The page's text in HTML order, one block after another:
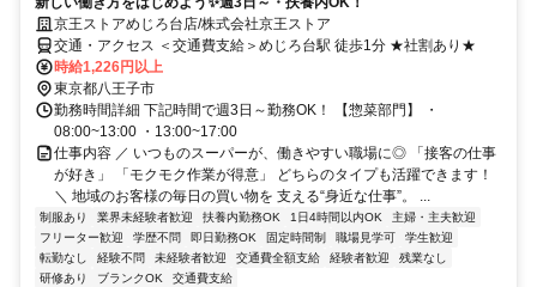
京王ストアめじろ台店/株式会社京王ストア
交通・アクセス ＜交通費支給＞めじろ台駅 徒歩1分 ★社割あり★
時給1,226円以上
東京都八王子市
勤務時間詳細 下記時間で週3日～勤務OK！ 【惣菜部門】 ・
08:00~13:00 ・13:00~17:00
仕事内容 ／ いつものスーパーが、働きやすい職場に◎ 「接客の仕事
が好き」 「モクモク作業が得意」 どちらのタイプも活躍できます！
＼ 地域のお客様の毎日の買い物を 支える“身近な仕事”。 ...
制服あり 業界未経験者歓迎 扶養内勤務OK 1日4時間以内OK
主婦・主夫歓迎
フリーター歓迎
学歴不問 即日勤務OK 固定時間制 職場見学可
学生歓迎
転勤なし
経験不問 未経験者歓迎 交通費全額支給 経験者歓迎
残業なし
研修あり
ブランクOK 交通費支給